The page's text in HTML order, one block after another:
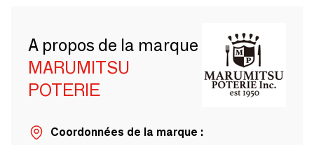
A propos de la marque
MARUMITSU
POTERIE
Coordonnées de la marque :